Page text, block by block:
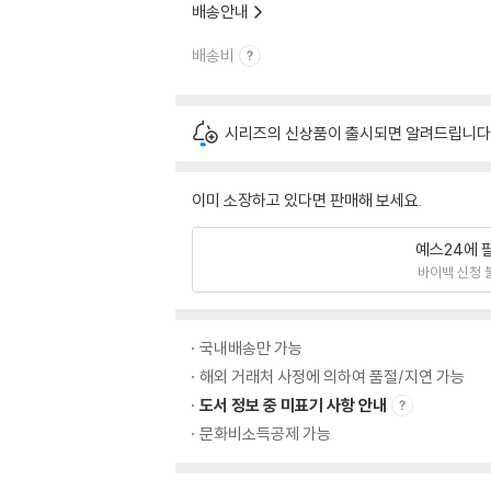
배송안내
배송비
시리즈의 신상품이 출시되면 알려드립니
이미 소장하고 있다면 판매해 보세요.
예스24에
바이백 신청
국내배송만 가능
해외 거래처 사정에 의하여 품절/지연 가능
도서 정보 중 미표기 사항 안내
문화비소득공제 가능